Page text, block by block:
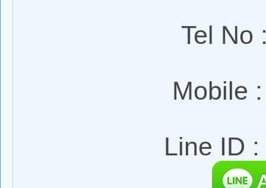
Tel No
Mobile
Line ID :